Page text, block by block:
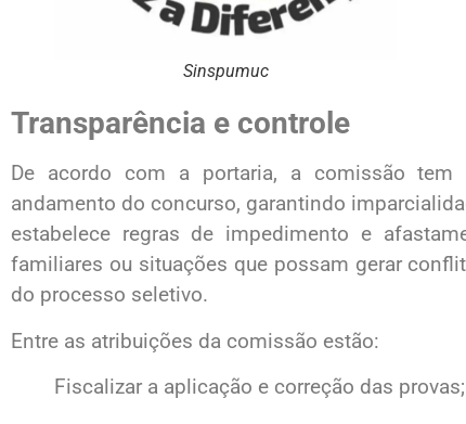
Sinspumuc
Transparência e controle
De acordo com a portaria, a comissão
andamento do concurso, garantindo
estabelece regras de impedimento e
familiares ou situações que possam gerar
do processo seletivo.
Entre as atribuições da comissão estão:
Fiscalizar a aplicação e correção das provas;